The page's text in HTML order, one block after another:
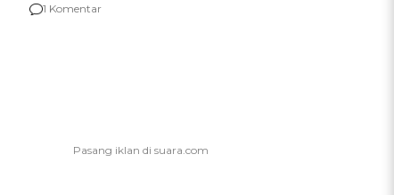
Usai Jadi Brigjen
1 Komentar